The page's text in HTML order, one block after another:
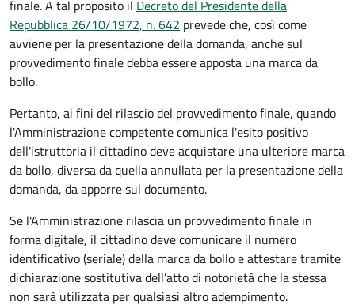
finale. A tal proposito il Decreto del Presidente della
Repubblica 26/10/1972, n. 642 prevede che, così come
avviene per la presentazione della domanda, anche sul
provvedimento finale debba essere apposta una marca da
bollo.
Pertanto, ai fini del rilascio del provvedimento finale, quando
l'Amministrazione competente comunica l'esito positivo
dell'istruttoria il cittadino deve acquistare una ulteriore marca
da bollo, diversa da quella annullata per la presentazione della
domanda, da apporre sul documento.
Se l'Amministrazione rilascia un provvedimento finale in
forma digitale, il cittadino devecomunicare il numero
identificativo (seriale) della marca da bollo e attestare tramite
dichiarazione sostitutiva dell’atto di notorietà che la stessa
non sarà utilizzata per qualsiasi altro adempimento.